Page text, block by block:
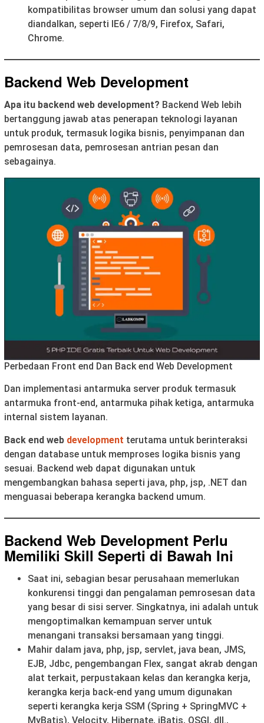
kompatibilitas browser umum dan solusi yang dapat
diandalkan, seperti IE6 / 7/8/9, Firefox, Safari,
Chrome.
Backend Web Development
Apa itu backend web development? Backend Web lebih
bertanggung jawab atas penerapan teknologi layanan
untuk produk, termasuk logika bisnis, penyimpanan dan
pemrosesan data, pemrosesan antrian pesan dan
sebagainya.
Perbedaan Front end Dan Back end Web Development
Dan implementasi antarmuka server produk termasuk
antarmuka front-end, antarmuka pihak ketiga, antarmuka
internal sistem layanan.
Back end web development terutama untuk berinteraksi
dengan database untuk memproses logika bisnis yang
sesuai. Backend web dapat digunakan untuk
mengembangkan bahasa seperti java, php, jsp, .NET dan
menguasai beberapa kerangka backend umum.
Backend Web Development Perlu
Memiliki Skill Seperti di Bawah Ini
Saat ini, sebagian besar perusahaan memerlukan
konkurensi tinggi dan pengalaman pemrosesan data
yang besar di sisi server. Singkatnya, ini adalah untuk
mengoptimalkan kemampuan server untuk
menangani transaksi bersamaan yang tinggi.
Mahir dalam java, php, jsp, servlet, java bean, JMS,
EJB, Jdbc, pengembangan Flex, sangat akrab dengan
alat terkait, perpustakaan kelas dan kerangka kerja,
kerangka kerja back-end yang umum digunakan
seperti kerangka kerja SSM (Spring + SpringMVC +
MyBatis), Velocity, Hibernate, iBatis, OSGI, dll.,